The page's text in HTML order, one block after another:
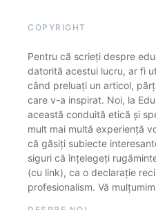
COPYRIGHT
Pentru că scrieți despre
datorită acestui lucru, ar fi
când preluați un articol,
care v-a inspirat. Noi, la
această conduită etică și
mult mai multă experiență
că găsiți subiecte
siguri că înțelegeți
(cu link), ca o declarație
profesionalism. Vă